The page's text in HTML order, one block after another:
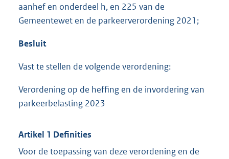
aanhef en onderdeel h, en 225 van de
Gemeentewet en de parkeerverordening 2021;
Besluit
Vast te stellen de volgende verordening:
Verordening op de heffing en de invordering van
parkeerbelasting 2023
Artikel 1 Definities
Voor de toepassing van deze verordening en de